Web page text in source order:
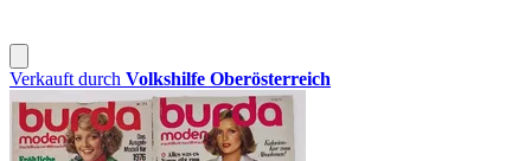
Verkauft durch Volkshilfe Oberösterreich